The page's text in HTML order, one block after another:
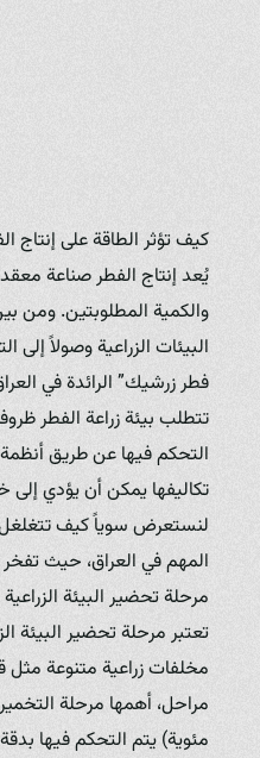
كيف تؤثر الطاقة على إنتاج
يُعد إنتاج الفطر صناعة
والكمية المطلوبتين. ومن
البيئات الزراعية وصولاً
فطر زرشيك” الرائدة في
تتطلب بيئة زراعة الفطر
التحكم فيها عن طريق أنظمة
تكاليفها يمكن أن يؤدي إلى
لنستعرض سوياً كيف تتغلغل
المهم في العراق، حيث
مرحلة تحضير البيئة
تعتبر مرحلة تحضير البيئة
مخلفات زراعية متنوعة مثل
مئوية) يتم التحكم فيها